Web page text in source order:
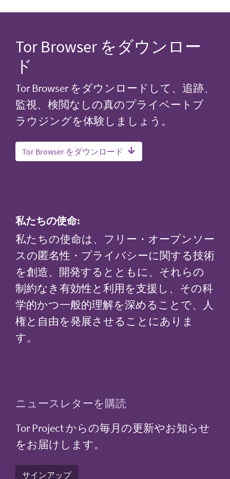
Tor Browser をダウンロー
ド
Tor Browser をダウンロードして、追跡、
監視、検閲なしの真のプライベートブ
ラウジングを体験しましょう。
Tor Browser をダウンロード
私たちの使命:
私たちの使命は、フリー・オープンソー
スの匿名性・プライバシーに関する技術
を創造、開発するとともに、それらの
制約なき有効性と利用を支援し、その科
学的かつ一般的理解を深めることで、人
権と自由を発展させることにありま
す。
ニュースレターを購読
Tor Project からの毎月の更新やお知らせ
をお届けします。
サインアップ